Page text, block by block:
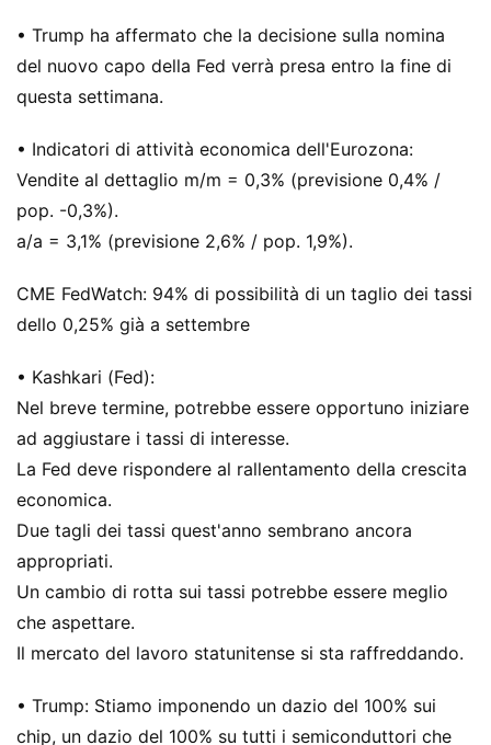
• Trump ha affermato che la decisione sulla nomina
del nuovo capo della Fed verrà presa entro la fine di
questa settimana.
• Indicatori di attività economica dell'Eurozona:
Vendite al dettaglio m/m = 0,3% (previsione 0,4% /
pop. -0,3%).
a/a = 3,1% (previsione 2,6% / pop. 1,9%).
CME FedWatch: 94% di possibilità di un taglio dei tassi
dello 0,25% già a settembre
• Kashkari (Fed):
Nel breve termine, potrebbe essere opportuno iniziare
ad aggiustare i tassi di interesse.
La Fed deve rispondere al rallentamento della crescita
economica.
Due tagli dei tassi quest'anno sembrano ancora
appropriati.
Un cambio di rotta sui tassi potrebbe essere meglio
che aspettare.
Il mercato del lavoro statunitense si sta raffreddando.
• Trump: Stiamo imponendo un dazio del 100% sui
chip, un dazio del 100% su tutti i semiconduttori che